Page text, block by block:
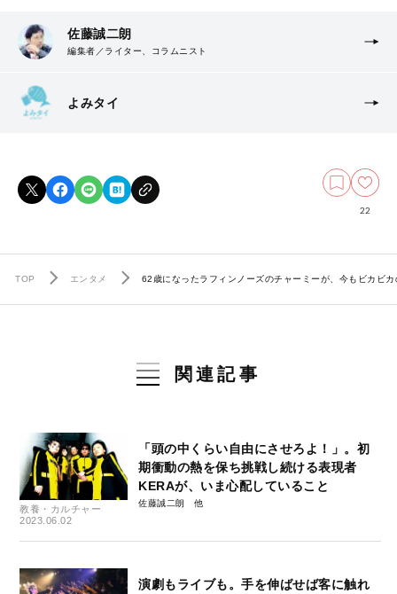
佐藤誠二朗
編集者／ライター、コラムニスト
よみタイ
22
TOP エンタメ 62歳になったラフィンノーズのチャーミーが、今もビカビ
関連記事
教養・カルチャー
2023.06.02
「頭の中くらい自由にさせろよ！」。初
期衝動の熱を保ち挑戦し続ける表現者
KERAが、いま心配していること
佐藤誠二朗
演劇もライブも。手を伸ばせば客に触れ